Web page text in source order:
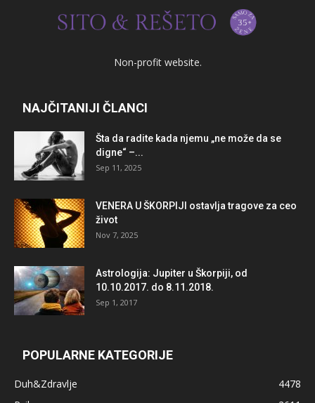
Non-profit website.
NAJČITANIJI ČLANCI
Šta da radite kada njemu „ne može da se
digne“ –...
Sep 11, 2025
VENERA U ŠKORPIJI ostavlja tragove za ceo
život
Nov 7, 2025
Astrologija: Jupiter u Škorpiji, od
10.10.2017. do 8.11.2018.
Sep 1, 2017
POPULARNE KATEGORIJE
Duh&Zdravlje
4478